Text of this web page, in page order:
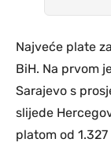
Najveće plate
BiH. Na prvom
Sarajevo s
slijede
platom od